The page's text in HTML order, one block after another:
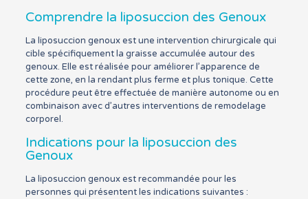
Comprendre la liposuccion des Genoux
La liposuccion genoux est une intervention chirurgicale qui
cible spécifiquement la graisse accumulée autour des
genoux. Elle est réalisée pour améliorer l’apparence de
cette zone, en la rendant plus ferme et plus tonique. Cette
procédure peut être effectuée de manière autonome ou en
combinaison avec d’autres interventions de remodelage
corporel.
Indications pour la liposuccion des
Genoux
La liposuccion genoux est recommandée pour les
personnes qui présentent les indications suivantes :